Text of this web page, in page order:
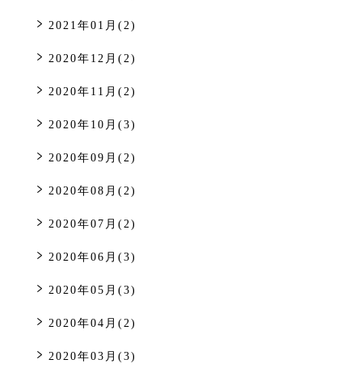
2021年01月(2)
2020年12月(2)
2020年11月(2)
2020年10月(3)
2020年09月(2)
2020年08月(2)
2020年07月(2)
2020年06月(3)
2020年05月(3)
2020年04月(2)
2020年03月(3)